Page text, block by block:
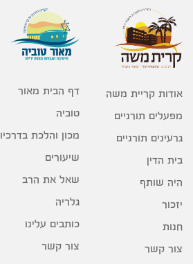
אודות קריית משה
מפעלים תורניים
גרעינים תורניים
בית הדין
היה שותף
יזכור
חנות
צור קשר
דף הבית מאור
טוביה
מכון והלכת בדרכיו
שיעורים
שאל את הרב
גלריה
כותבים עלינו
צור קשר